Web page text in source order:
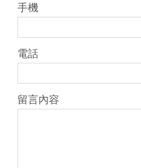
手機
電話
留言內容